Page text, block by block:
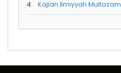
4. Kajian Ilmiyyah Multazam